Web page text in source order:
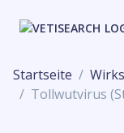
Startseite
Tollwutvirus